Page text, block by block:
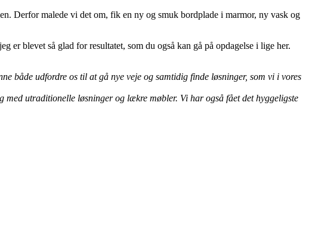
Derfor malede vi det om, fik en ny og smuk bordplade i marmor, ny vask og
er blevet så glad for resultatet, som du også kan gå på opdagelse i lige her.
både udfordre os til at gå nye veje og samtidig finde løsninger, som vi i vores
utraditionelle løsninger og lækre møbler. Vi har også fået det hyggeligste